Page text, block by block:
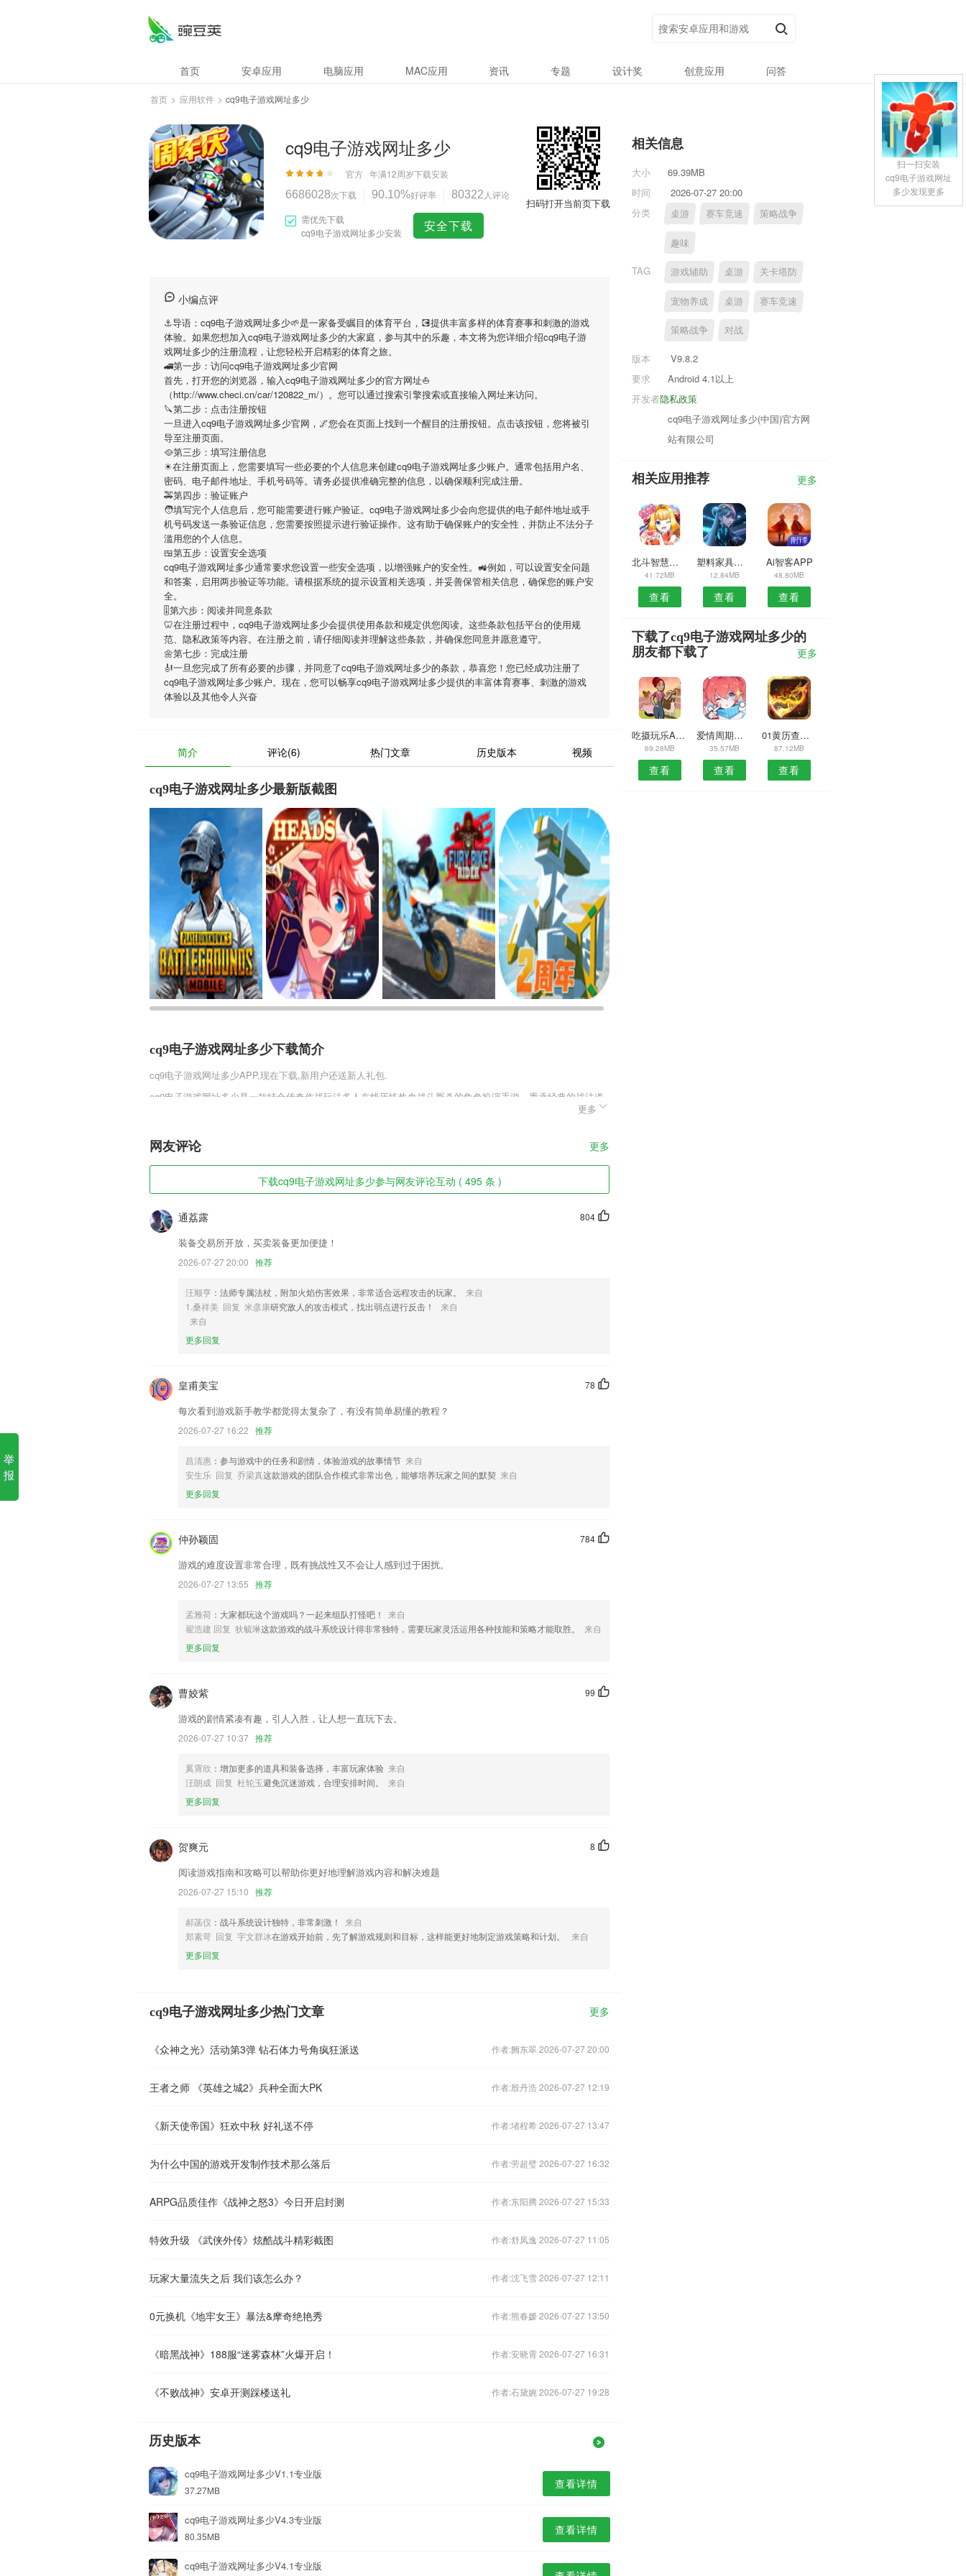
首页 安卓应用 电脑应用 MAC应用 资讯 专题 设计奖 创意应用 问答
首页 > 应用软件 > cq9电子游戏网址多少
cq9电子游戏网址多少
官方 年满12周岁下载安装
6686028次下载 90.10%好评率 80322 人评论
需优先下载
cq9电子游戏网址多少安装
安全下载
扫码打开当前页下载
小编点评
⚓️导语： cq9电子游戏网址多少🌱是一家备受瞩目的体育平台，💽提供丰富多样的体育赛事和刺激的游戏
体验。如果您想加入cq9电子游戏网址多少的大家庭，参与其中的乐趣，本文将为您详细介绍cq9电子游
戏网址多少的注册流程，让您轻松开启精彩的体育之旅。
🚄第一步：访问cq9电子游戏网址多少官网
首先，打开您的浏览器，输入cq9电子游戏网址多少的官方网址⛵️
（http://www.checi.cn/car/120822_m/）。您可以通过搜索引擎搜索或直接输入网址来访问。
🔪第二步：点击注册按钮
一旦进入cq9电子游戏网址多少官网，🌌您会在页面上找到一个醒目的注册按钮。点击该按钮，您将被引
导至注册页面。
🥘第三步：填写注册信息
☀在注册页面上，您需要填写一些必要的个人信息来创建cq9电子游戏网址多少账户。通常包括用户名、
密码、电子邮件地址、手机号码等。请务必提供准确完整的信息，以确保顺利完成注册。
🚕第四步：验证账户
🧑填写完个人信息后，您可能需要进行账户验证。 cq9电子游戏网址多少会向您提供的电子邮件地址或手
机号码发送一条验证信息，您需要按照提示进行验证操作。这有助于确保账户的安全性，并防止不法分子
滥用您的个人信息。
🍱第五步：设置安全选项
cq9电子游戏网址多少通常要求您设置一些安全选项，以增强账户的安全性。🚜例如，可以设置安全问题
和答案，启用两步验证等功能。请根据系统的提示设置相关选项，并妥善保管相关信息，确保您的账户安
全。
🎚第六步：阅读并同意条款
🦷在注册过程中， cq9电子游戏网址多少会提供使用条款和规定供您阅读。这些条款包括平台的使用规
范、隐私政策等内容。在注册之前，请仔细阅读并理解这些条款，并确保您同意并愿意遵守。
🌼第七步：完成注册
🎻一旦您完成了所有必要的步骤，并同意了cq9电子游戏网址多少的条款，恭喜您！您已经成功注册了
cq9电子游戏网址多少账户。现在，您可以畅享cq9电子游戏网址多少提供的丰富体育赛事、刺激的游戏
体验以及其他令人兴奋
简介 评论(6) 热门文章 历史版本 视频
cq9电子游戏网址多少最新版截图
cq9电子游戏网址多少下载简介
cq9电子游戏网址多少APP,现在下载,新用户还送新人礼包.
cq9电子游戏网址多少是一款结合传奇作战玩法多人在线历练热血战斗厮杀的角色扮演手游，秉承经典的战法道
设定，还原了诸如野外战、BOSS战等传统模式，同时还融入了称霸天下、竞技角逐等多种玩法，通过刀战群魔
能够轻松的获得一些入门级别的装备，亲民的设定让每个玩家都有可能自己打出神装，通过一系列的装备调整一
人一刀诠释真正复古的传奇生活。
cq9电子游戏网址多少软件特色
2,精选百余条周边旅游线路，多景区门票代理合作资质，价格优势明显，东北周边景区全覆盖。
3,开发者：王有俊
4,快速更新管理车辆、司机信息。
5,专注于高性能、高性价比、高智能化的LED控制系统的2265研发。
6,语文:练习册、客观题都支持批改
cq9电子游戏网址多少软件优势
2.·远程唤醒，足不出户，全方位掌握爱车状况。
3.可以随时将相应的文档进行下载，方便随时进行查看学习；
4.可逐句朗读，可跟随模仿，系统自动回放朗读录音帮您纠正发音。
5.种类繁多的画作供你选择，加入我们，鹿酱陪你开启你的治愈之旅~
6.及时的在线掌握各类不同的知识，针对最全的题库信息快速的了解掌握；
cq9电子游戏网址多少更新了什么?
“集爱心，战疫情”活动上线
商家可使用验证码登录，登录更快捷。
修复部分机型分享失效问题；
适配Android 11操作系统；
支持批量设置权限.
联系我们
经历，以帮助我们更好的对产品进行优化修改。
更多
网友评论 更多
下载cq9电子游戏网址多少参与网友评论互动 ( 495 条 )
804
通荔露
装备交易所开放，买卖装备更加便捷！
2026-07-27 20:00 推荐
汪顺亨 ：法师专属法杖，附加火焰伤害效果，非常适合远程攻击的玩家。
来自
1.桑祥美 回复 米彦康研究敌人的攻击模式，找出弱点进行反击！
来自
来自
更多回复
78
皇甫美宝
每次看到游戏新手教学都觉得太复杂了，有没有简单易懂的教程？
2026-07-27 16:22 推荐
昌清惠 ：参与游戏中的任务和剧情，体验游戏的故事情节 来自
安生乐 回复 乔梁真这款游戏的团队合作模式非常出色，能够培养玩家之间的默契 来自
更多回复
784
仲孙颖固
游戏的难度设置非常合理，既有挑战性又不会让人感到过于困扰。
2026-07-27 13:55 推荐
孟雅荷 ：大家都玩这个游戏吗？一起来组队打怪吧！
来自
翟浩建 回复 狄毓琳这款游戏的战斗系统设计得非常独特，需要玩家灵活运用各种技能和策略才能取胜。
来自
更多回复
99
曹姣紫
游戏的剧情紧凑有趣，引人入胜，让人想一直玩下去。
2026-07-27 10:37 推荐
奚霄欣 ：增加更多的道具和装备选择，丰富玩家体验 来自
汪朗成 回复 杜轮玉避免沉迷游戏，合理安排时间。
来自
更多回复
8
贺爽元
阅读游戏指南和攻略可以帮助你更好地理解游戏内容和解决难题
2026-07-27 15:10 推荐
郝菡仪 ：战斗系统设计独特，非常刺激！
来自
郑素苛 回复 宇文群冰在游戏开始前，先了解游戏规则和目标，这样能更好地制定游戏策略和计划。
来自
更多回复
cq9电子游戏网址多少热门文章 更多
《众神之光》活动第3弹 钻石体力号角疯狂派送 作者:阙东翠 2026-07-27 20:00
王者之师 《英雄之城2》兵种全面大PK 作者:殷丹浩 2026-07-27 12:19
《新天使帝国》狂欢中秋 好礼送不停 作者:堵程希 2026-07-27 13:47
为什么中国的游戏开发制作技术那么落后 作者:劳超璧 2026-07-27 16:32
ARPG品质佳作《战神之怒3》今日开启封测 作者:东阳腾 2026-07-27 15:33
特效升级 《武侠外传》炫酷战斗精彩截图 作者:舒凤逸 2026-07-27 11:05
玩家大量流失之后 我们该怎么办？ 作者:沈飞雪 2026-07-27 12:11
0元换机《地牢女王》暴法&摩奇绝艳秀 作者:熊春媛 2026-07-27 13:50
《暗黑战神》188服“迷雾森林”火爆开启！ 作者:安晓霄 2026-07-27 16:31
《不败战神》安卓开测踩楼送礼 作者:石黛婉 2026-07-27 19:28
历史版本
cq9电子游戏网址多少V1.1专业版
37.27MB 查看详情
cq9电子游戏网址多少V4.3专业版
80.35MB 查看详情
cq9电子游戏网址多少V4.1专业版
相关信息
大小
69.39MB
时间
2026-07-27 20:00
分类
桌游 赛车竞速 策略战争
趣味
TAG 游戏辅助 桌游 关卡塔防
宠物养成 桌游 赛车竞速
策略战争 对战
版本
V9.8.2
要求
Android 4.1以上
隐私政策
开发者
cq9电子游戏网址多少(中国)官方网
站有限公司
相关应用推荐 更多
北斗智慧卡APP
41.72MB
查看
塑料家具安卓版
12.84MB
查看
Ai智客APP
48.80MB
查看
下载了cq9电子游戏网址多少的
朋友都下载了
更多
吃摄玩乐APP
69.28MB
查看
爱情周期安卓版
35.57MB
查看
01黄历查询APP
87.12MB
查看
扫一扫安装
cq9电子游戏网址
多少发现更多
举
报